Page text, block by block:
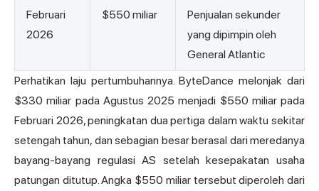
Februari
2026
$550 miliar
Penjualan sekunder
yang dipimpin oleh
General Atlantic
Perhatikan laju pertumbuhannya. ByteDance melonjak dari
$330 miliar pada Agustus 2025 menjadi $550 miliar pada
Februari 2026, peningkatan dua pertiga dalam waktu sekitar
setengah tahun, dan sebagian besar berasal dari meredanya
bayang-bayang regulasi AS setelah kesepakatan usaha
patungan ditutup. Angka $550 miliar tersebut diperoleh dari